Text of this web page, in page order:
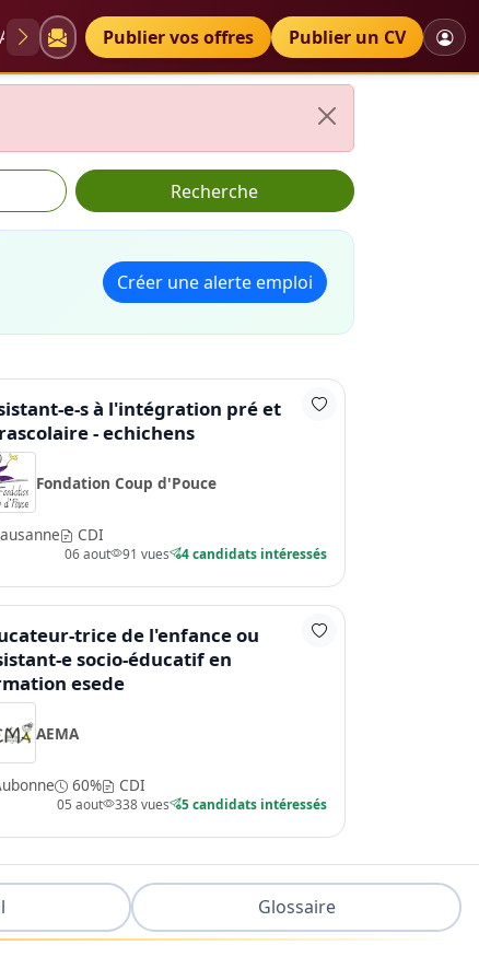
Diplômes Petites annonces
Publier vos offres Publier un CV
Recherche
Créer une alerte emploi
e-s à l'intégration pré et
- echichens
Fondation Coup d'Pouce
CDI
06 aout 91 vues 4 candidats intéressés
trice de l'enfance ou
e socio-éducatif en
esede
AEMA
60% CDI
05 aout 338 vues 5 candidats intéressés
Glossaire